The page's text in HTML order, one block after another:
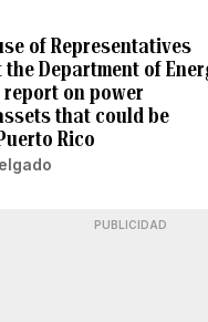
of Representatives
Department of
on power
that could be
Rico
PUBLICIDAD